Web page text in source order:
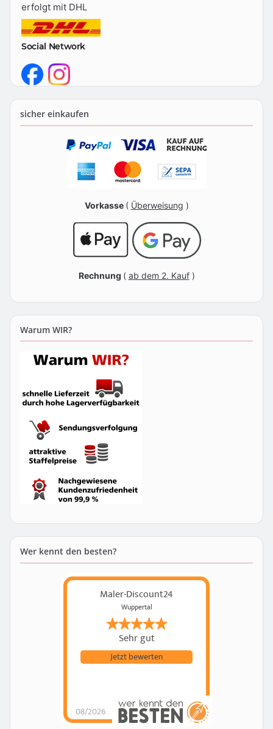
erfolgt mit DHL
Social Network
sicher einkaufen
Vorkasse ( Überweisung )
Rechnung ( ab dem 2. Kauf)
Warum WIR?
Wer kennt den besten?
Maler-Discount24
Wuppertal
Sehr gut
08/2026
Jetzt bewerten